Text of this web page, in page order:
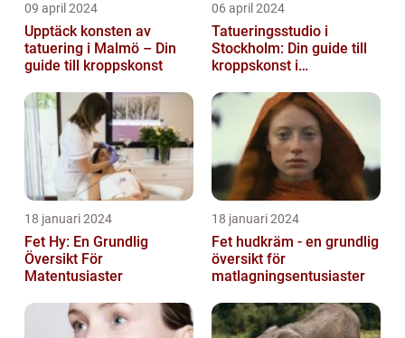
09 april 2024
Upptäck konsten av
tatuering i Malmö – Din
guide till kroppskonst
06 april 2024
Tatueringsstudio i
Stockholm: Din guide till
kroppskonst i
18 januari 2024
Fet Hy: En Grundlig
Översikt För
Matentusiaster
18 januari 2024
Fet hudkräm - en grundlig
översikt för
matlagningsentusiaster